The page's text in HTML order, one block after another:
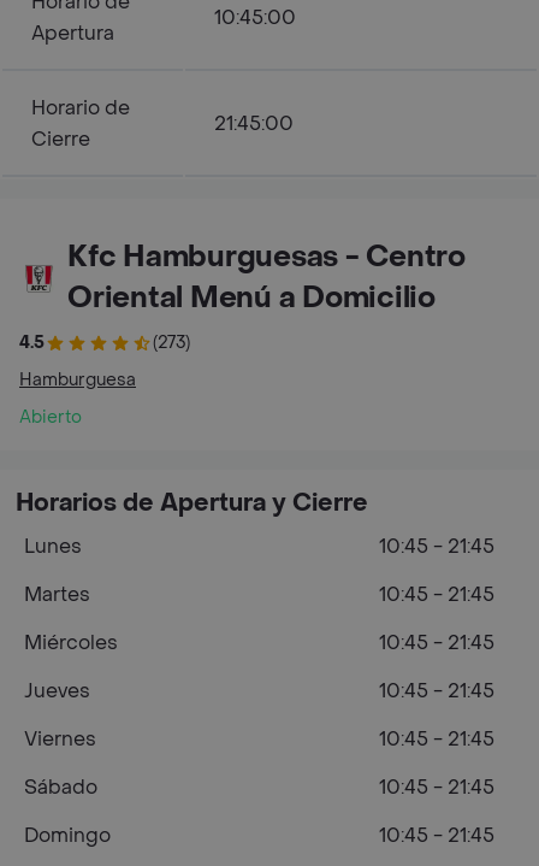
Apertura
10:45:00
Horario de
Cierre
21:45:00
Kfc Hamburguesas - Centro
Oriental Menú a Domicilio
4.5
(273)
Hamburguesa
Abierto
Horarios de Apertura y Cierre
Lunes
10:45 - 21:45
Martes
10:45 - 21:45
Miércoles
10:45 - 21:45
Jueves
10:45 - 21:45
Viernes
10:45 - 21:45
Sábado
10:45 - 21:45
Domingo
10:45 - 21:45